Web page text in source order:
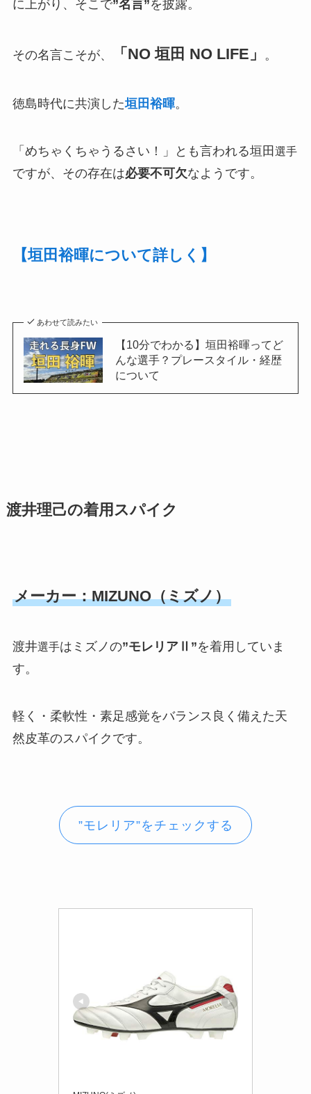
に上がり、そこで”名言”を披露。
その名言こそが、 「NO 垣田 NO LIFE」 。
徳島時代に共演した垣田裕暉。
「めちゃくちゃうるさい！」とも言われる垣田 選手
ですが、その存在は必要不可欠なようです。
【垣田裕暉について詳しく】
あわせて読みたい
【10分でわかる】垣田裕暉ってど
んな選手？プレースタイル・経歴
について
渡井理己の着用スパイク
メーカー：MIZUNO（ミズノ）
渡井選手はミズノの”モレリアⅡ”を着用していま
す。
軽く・柔軟性・素足感覚をバランス良く備えた天
然皮革のスパイクです。
”モレリア”をチェックする